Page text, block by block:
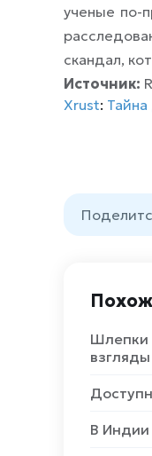
ученые по-
скандал,
Источник:
Xrust:
Шлепки
В Индии